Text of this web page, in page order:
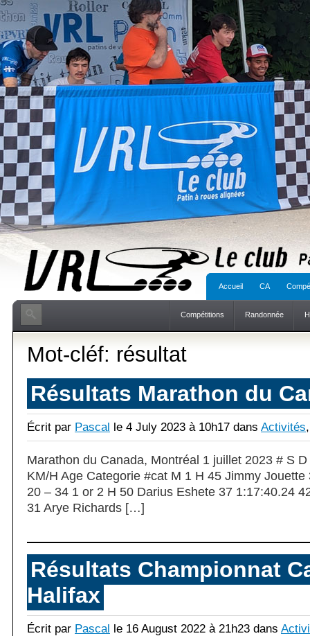
Accueil CA
Compétitions Randonnée
Mot-cléf: résultat
Résultats Marathon du
Écrit par Pascal le 4 July 2023 à 10h17 dans Activités
Marathon du Canada, Montréal 1 juillet 2023 # S
KM/H Age Categorie #cat M 1 H 45 Jimmy
20 – 34 1 or 2 H 50 Darius Eshete 37 1:17:40.24
31 Arye Richards […]
Résultats Championnat
Halifax
Écrit par Pascal le 16 August 2022 à 21h23 dans